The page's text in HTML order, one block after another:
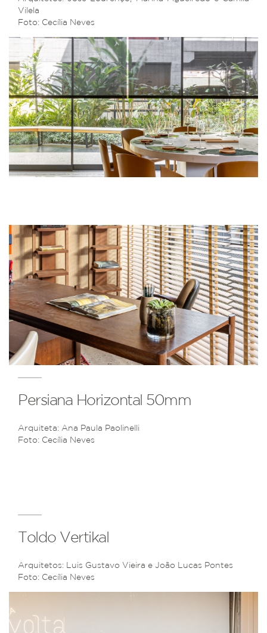
Vilela
Foto: Cecília Neves
Persiana Horizontal 50mm
Arquiteta: Ana Paula Paolinelli
Foto: Cecília Neves
Toldo Vertikal
Arquitetos: Luis Gustavo Vieira e João Lucas Pontes
Foto: Cecília Neves